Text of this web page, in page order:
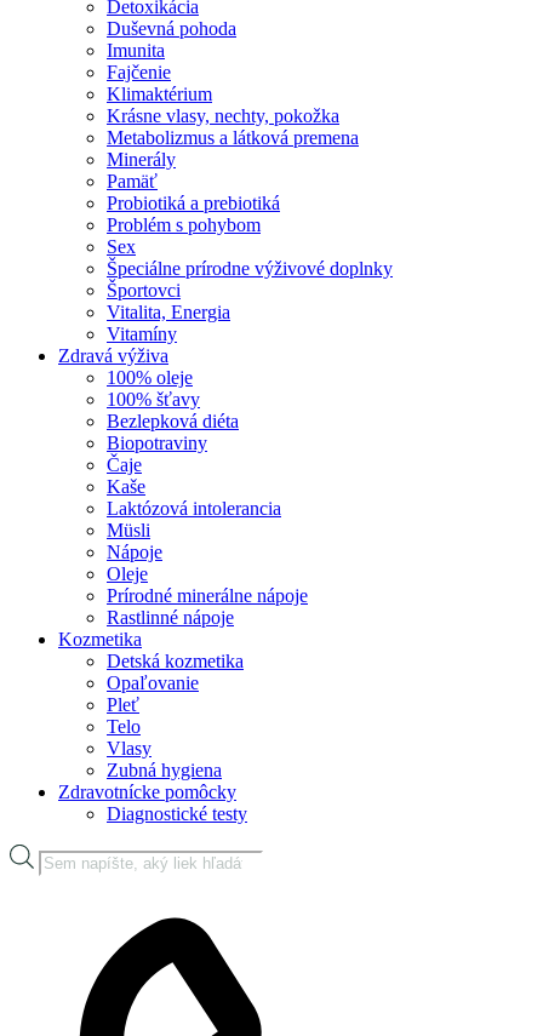
Detoxikácia
Duševná pohoda
Imunita
Fajčenie
Klimaktérium
Krásne vlasy, nechty, pokožka
Metabolizmus a látková premena
Minerály
Pamäť
Probiotiká a prebiotiká
Problém s pohybom
Sex
Špeciálne prírodne výživové doplnky
Športovci
Vitalita, Energia
Vitamíny
Zdravá výživa
100% oleje
100% šťavy
Bezlepková diéta
Biopotraviny
Čaje
Kaše
Laktózová intolerancia
Müsli
Nápoje
Oleje
Prírodné minerálne nápoje
Rastlinné nápoje
Kozmetika
Detská kozmetika
Opaľovanie
Pleť
Telo
Vlasy
Zubná hygiena
Zdravotnícke pomôcky
Diagnostické testy
Products
search